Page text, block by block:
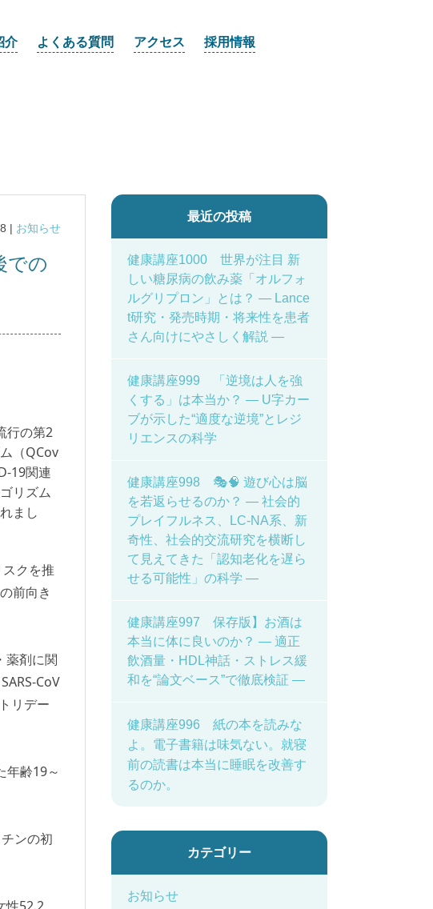
介 よくある質問 アクセス 採用情報
| お知らせ
での
行の第2
（QCov
19関連
リズム
まし
クを推
前向き
薬剤に関
CoV
リデー
年齢19～
ンの初
最近の投稿
健康講座1000 世界が注目 新
しい糖尿病の飲み薬「オルフォ
ルグリプロン」とは？ ― Lance
t研究・発売時期・将来性を患者
さん向けにやさしく解説 ―
健康講座999 「逆境は人を強
くする」は本当か？ ― U字カー
ブが示した“適度な逆境”とレジ
リエンスの科学
健康講座998 🎭🧠 遊び心は脳
を若返らせるのか？ ― 社会的
プレイフルネス、LC-NA系、新
奇性、社会的交流研究を横断し
て見えてきた「認知老化を遅ら
せる可能性」の科学 ―
健康講座997 保存版】お酒は
本当に体に良いのか？ ― 適正
飲酒量・HDL神話・ストレス緩
和を“論文ベース”で徹底検証 ―
健康講座996 紙の本を読みな
よ。電子書籍は味気ない。就寝
前の読書は本当に睡眠を改善す
るのか。
カテゴリー
お知らせ